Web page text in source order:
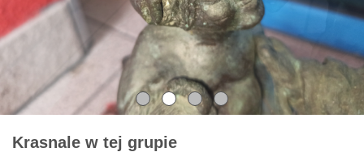
Krasnale w tej grupie